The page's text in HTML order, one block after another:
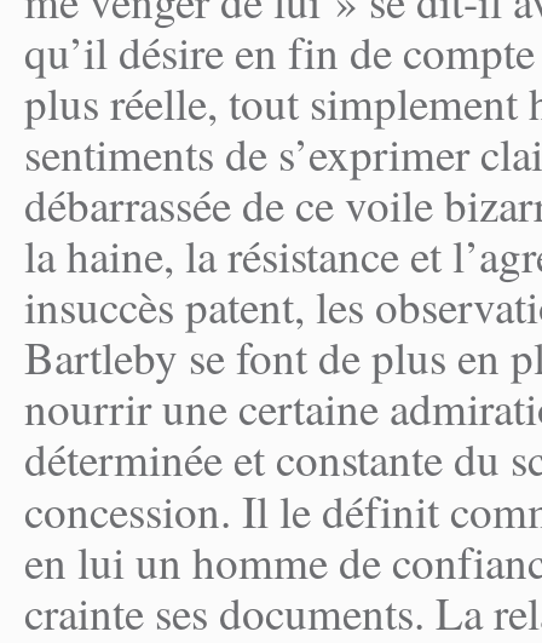
qu’il désire en fin de
plus réelle, tout simplement
sentiments de s’exprimer
débarrassée de ce voile
la haine, la résistance et
insuccès patent, les
Bartleby se font de plus en
nourrir une certaine
déterminée et constante du
concession. Il le définit
en lui un homme de
crainte ses documents. La